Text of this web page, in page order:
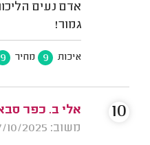
אדם נעים
גמור!
איכות 9 מחיר 9
אלי ב. כפר
משוב: 17/10/2025
10